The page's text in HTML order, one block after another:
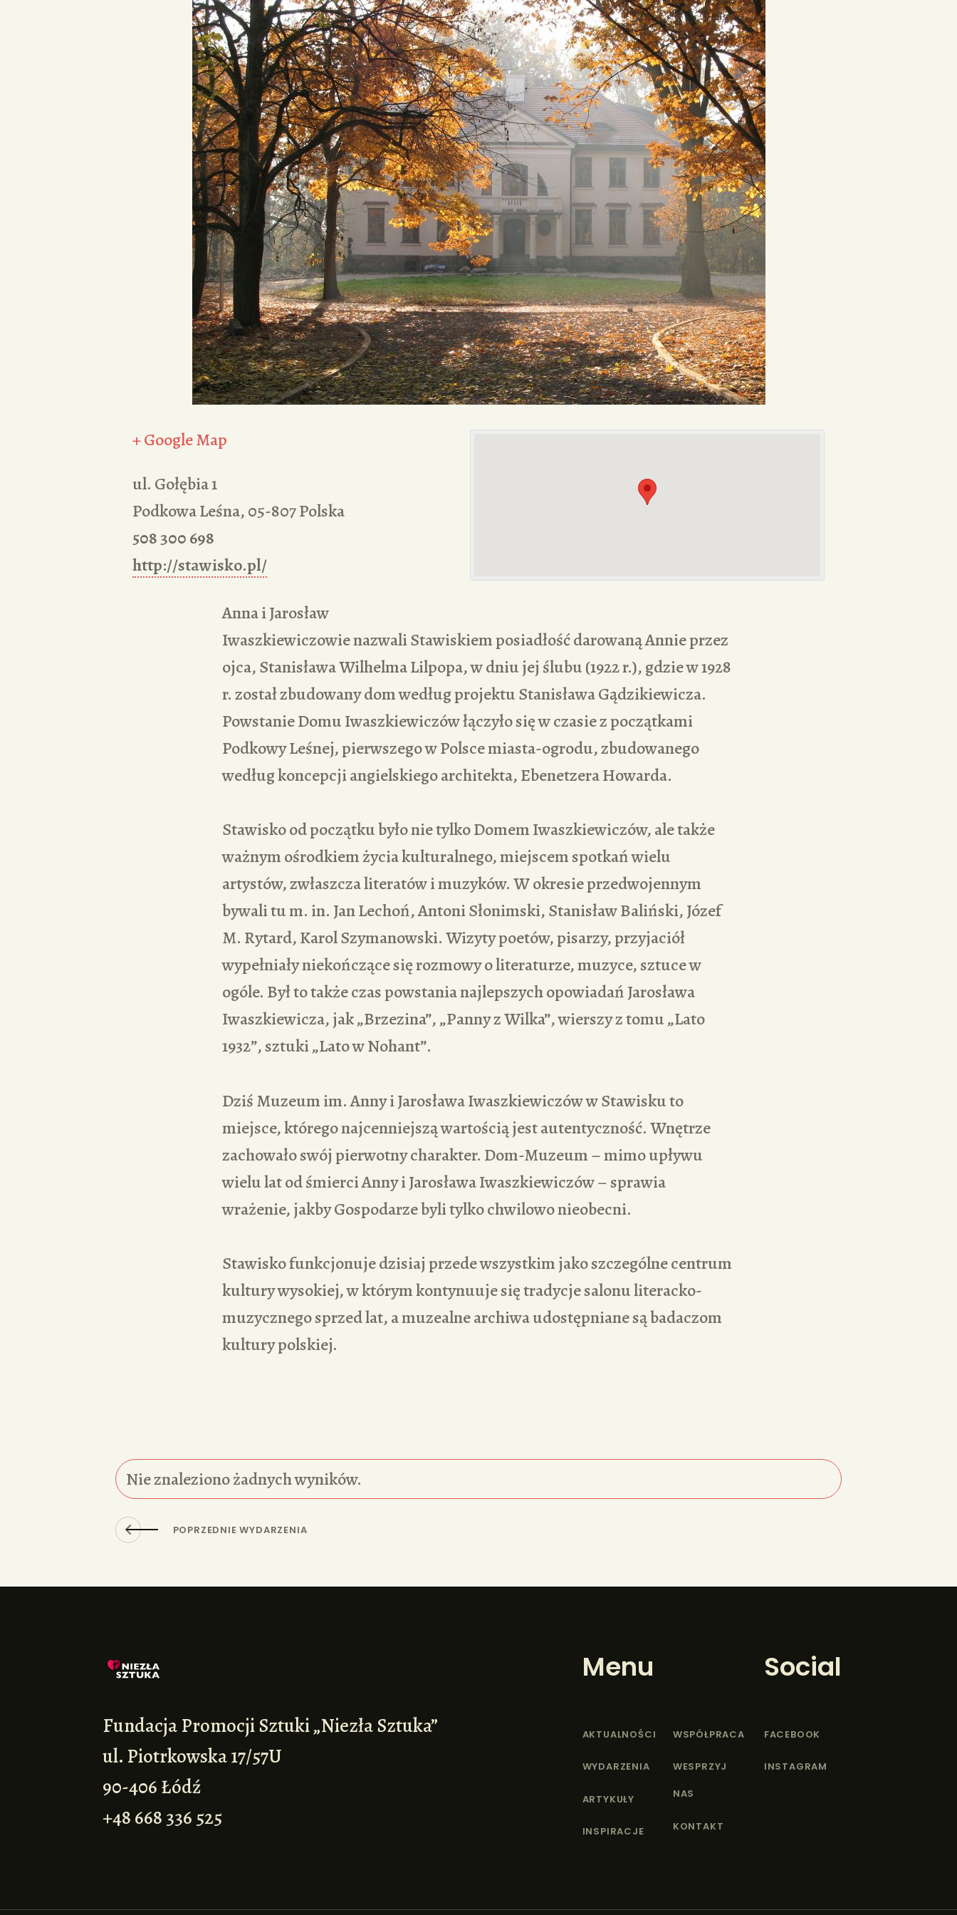
REDAKCJA
+ Google Map
ul. Gołębia 1
Podkowa Leśna,05-807Polska
508 300 698
http://stawisko.pl/
Anna i Jarosław
Iwaszkiewiczowie nazwali Stawiskiem posiadłość darowaną Annie przez
ojca, Stanisława Wilhelma Lilpopa, w dniu jej ślubu (1922 r.), gdzie w 1928
r. został zbudowany dom według projektu Stanisława Gądzikiewicza.
Powstanie Domu Iwaszkiewiczów łączyło się w czasie z początkami
Podkowy Leśnej, pierwszego w Polsce miasta-ogrodu, zbudowanego
według koncepcji angielskiego architekta, Ebenetzera Howarda.
Stawisko od początku było nie tylko Domem Iwaszkiewiczów, ale także
ważnym ośrodkiem życia kulturalnego, miejscem spotkań wielu
artystów, zwłaszcza literatów i muzyków. W okresie przedwojennym
bywali tu m. in. Jan Lechoń, Antoni Słonimski, Stanisław Baliński, Józef
M. Rytard, Karol Szymanowski. Wizyty poetów, pisarzy, przyjaciół
wypełniały niekończące się rozmowy o literaturze, muzyce, sztuce w
ogóle. Był to także czas powstania najlepszych opowiadań Jarosława
Iwaszkiewicza, jak „Brzezina”, „Panny z Wilka”, wierszy z tomu „Lato
1932”, sztuki „Lato w Nohant”.
Dziś Muzeum im. Anny i Jarosława Iwaszkiewiczów w Stawisku to
miejsce, którego najcenniejszą wartością jest autentyczność. Wnętrze
zachowało swój pierwotny charakter. Dom-Muzeum – mimo upływu
wielu lat od śmierci Anny i Jarosława Iwaszkiewiczów – sprawia
wrażenie, jakby Gospodarze byli tylko chwilowo nieobecni.
Stawisko funkcjonuje dzisiaj przede wszystkim jako szczególne centrum
kultury wysokiej, w którym kontynuuje się tradycje salonu literacko-
muzycznego sprzed lat, a muzealne archiwa udostępniane są badaczom
kultury polskiej.
Nie znaleziono żadnych wyników.
POPRZEDNIE WYDARZENIA
Fundacja Promocji Sztuki „Niezła Sztuka”
ul. Piotrkowska 17/57U
90-406 Łódź
+48 668 336 525
Menu
AKTUALNOŚCI
WYDARZENIA
ARTYKUŁY
INSPIRACJE
WSPÓŁPRACA
WESPRZYJ
NAS
KONTAKT
Social
FACEBOOK
INSTAGRAM